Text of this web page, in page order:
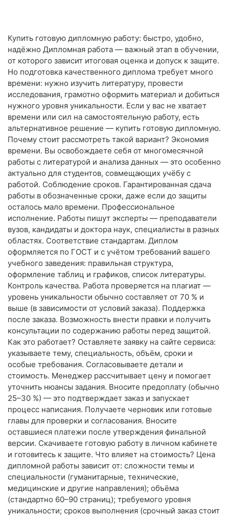
Купить готовую дипломную работу: быстро, удобно,
надёжно Дипломная работа — важный этап в обучении,
от которого зависит итоговая оценка и допуск к защите.
Но подготовка качественного диплома требует много
времени: нужно изучить литературу, провести
исследования, грамотно оформить материал и добиться
нужного уровня уникальности. Если у вас не хватает
времени или сил на самостоятельную работу, есть
альтернативное решение — купить готовую дипломную.
Почему стоит рассмотреть такой вариант? Экономия
времени. Вы освобождаете себя от многомесячной
работы с литературой и анализа данных — это особенно
актуально для студентов, совмещающих учёбу с
работой. Соблюдение сроков. Гарантированная сдача
работы в обозначенные сроки, даже если до защиты
осталось мало времени. Профессиональное
исполнение. Работы пишут эксперты — преподаватели
вузов, кандидаты и доктора наук, специалисты в разных
областях. Соответствие стандартам. Диплом
оформляется по ГОСТ и с учётом требований вашего
учебного заведения: правильная структура,
оформление таблиц и графиков, список литературы.
Контроль качества. Работа проверяется на плагиат —
уровень уникальности обычно составляет от 70 % и
выше (в зависимости от условий заказа). Поддержка
после заказа. Возможность внести правки и получить
консультации по содержанию работы перед защитой.
Как это работает? Оставляете заявку на сайте сервиса:
указываете тему, специальность, объём, сроки и
особые требования. Согласовываете детали и
стоимость. Менеджер рассчитывает цену и помогает
уточнить нюансы задания. Вносите предоплату (обычно
25–30 %) — это подтверждает заказ и запускает
процесс написания. Получаете черновик или готовые
главы для проверки и согласования. Вносите
оставшиеся платежи после утверждения финальной
версии. Скачиваете готовую работу в личном кабинете
и готовитесь к защите. Что влияет на стоимость? Цена
дипломной работы зависит от: сложности темы и
специальности (гуманитарные, технические,
медицинские и другие направления); объёма
(стандартно 60–90 страниц); требуемого уровня
уникальности; сроков выполнения (срочный заказ стоит